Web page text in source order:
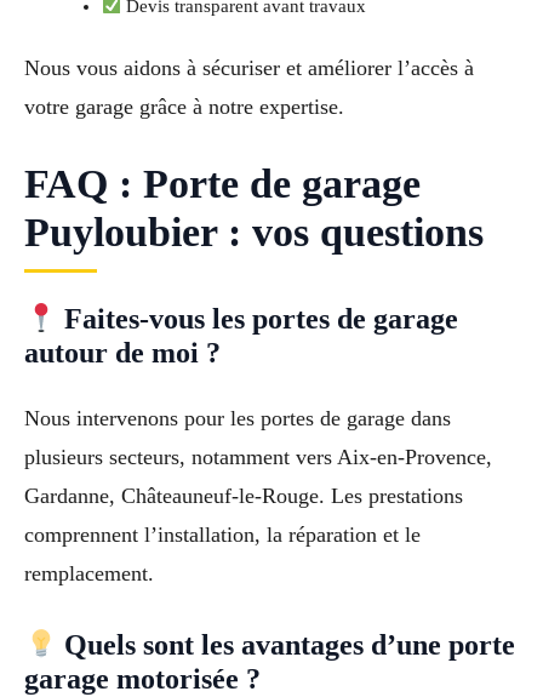
Devis transparent avant travaux
Nous vous aidons à sécuriser et améliorer l’accès à
votre garage grâce à notre expertise.
FAQ : Porte de garage
Puyloubier : vos questions
Faites-vous les portes de garage
autour de moi ?
Nous intervenons pour les portes de garage dans
plusieurs secteurs, notamment vers Aix-en-Provence,
Gardanne, Châteauneuf-le-Rouge. Les prestations
comprennent l’installation, la réparation et le
remplacement.
Quels sont les avantages d’une porte
garage motorisée ?